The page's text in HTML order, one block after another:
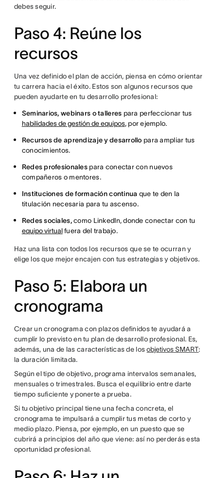
debes seguir.
Paso 4: Reúne los
recursos
Una vez definido el plan de acción, piensa en cómo orientar
tu carrera hacia el éxito. Estos son algunos recursos que
pueden ayudarte en tu desarrollo profesional:
Seminarios, webinars o talleres para perfeccionar tus
habilidades de gestión de equipos, por ejemplo.
Recursos de aprendizaje y desarrollo para ampliar tus
conocimientos.
Redes profesionalespara conectar con nuevos
compañeros o mentores.
Instituciones de formación continua que te den la
titulación necesaria para tu ascenso.
Redes sociales,como LinkedIn, donde conectar con tu
equipo virtualfuera del trabajo.
Haz una lista con todos los recursos que se te ocurran y
elige los que mejor encajen con tus estrategias y objetivos.
Paso 5: Elabora un
cronograma
Crear un cronograma con plazos definidos te ayudará a
cumplir lo previsto en tu plan de desarrollo profesional. Es,
además, una de las características de losobjetivos SMART:
la duración limitada.
Según el tipo de objetivo, programa intervalos semanales,
mensuales o trimestrales. Busca el equilibrio entre darte
tiempo suficiente y ponerte a prueba.
Si tu objetivo principal tiene una fecha concreta, el
cronograma te impulsará a cumplir tus metas de corto y
medio plazo. Piensa, por ejemplo, en un puesto que se
cubrirá a principios del año que viene: así no perderás esta
oportunidad profesional.